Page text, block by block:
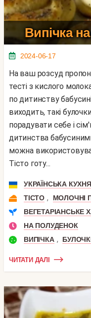
Випічка
2024-06-17
На ваш розсуд пропонується випічка на дріжджовому
тесті з кислого
по дитинству
виходить, такі
порадувати себе і
дитинства
можна
Тісто готу...
УКРАЇНСЬКА КУХНЯ
ТІСТО , МОЛОЧНІ
ВЕГЕТАРІАНСЬКЕ
НА ПОЛУДЕНОК
ВИПІЧКА ,
ЧИТАТИ ДАЛІ